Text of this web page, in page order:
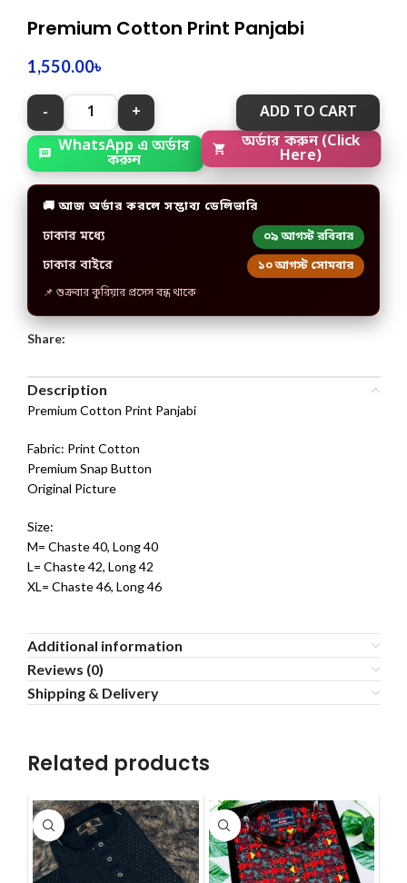
Premium Cotton Print Panjabi
1,550.00৳
ADD TO CART
WhatsApp এ অর্ডার
করুন
অর্ডার করুন (Click
Here)
🚚 আজ অর্ডার করলে সম্ভাব্য ডেলিভারি
ঢাকার মধ্যে ০৯ আগস্ট রবিবার
ঢাকার বাইরে ১০ আগস্ট সোমবার
📌 শুক্রবার কুরিয়ার প্রসেস বন্ধ থাকে
Share:
Description
Premium Cotton Print Panjabi
Fabric: Print Cotton
Premium Snap Button
Original Picture
Size:
M= Chaste 40, Long 40
L= Chaste 42, Long 42
XL= Chaste 46, Long 46
Additional information
Reviews (0)
Shipping & Delivery
Related products